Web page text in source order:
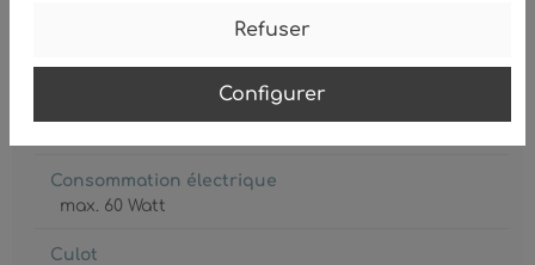
Refuser
Configurer
Classe de protection
Consommation électrique
max. 60 Watt
Culot